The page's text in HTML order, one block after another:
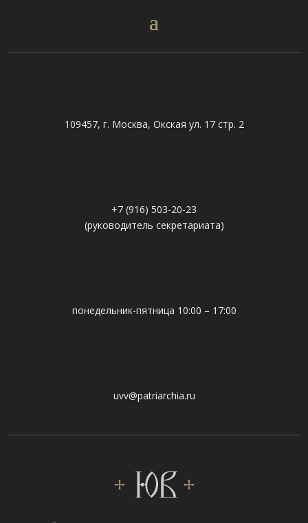
109457, г. Москва, Окская ул. 17 стр. 2
+7 (916) 503-20-23
(руководитель секретариата)
понедельник-пятница 10:00 – 17:00
uvv@patriarchia.ru